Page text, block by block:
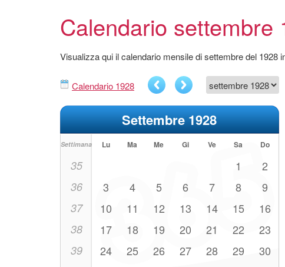
Calendario settembre
Visualizza qui il calendario mensile di settembre del 1928
Calendario 1928
Settembre 1928
Settimana Lu Ma Me Gi Ve Sa Do
35 1 2
36 3 4 5 6 7 8 9
37 10 11 12 13 14 15 16
38 17 18 19 20 21 22 23
39 24 25 26 27 28 29 30